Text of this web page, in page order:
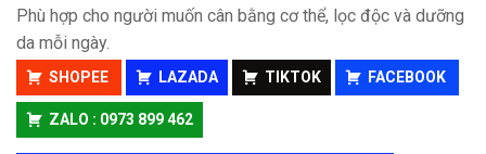
Phù hợp cho người muốn cân bằng cơ thể, lọc độc và dưỡng
da mỗi ngày.
SHOPEE LAZADA TIKTOK FACEBOOK
ZALO : 0973 899 462